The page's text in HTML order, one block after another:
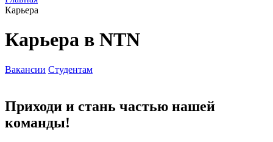
Карьера
Карьера в NTN
Вакансии Студентам
Приходи и стань частью нашей
команды!